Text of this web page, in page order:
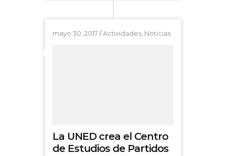
mayo 30, 2017/Actividades Noticias
La UNED crea el Centro
de Estudios de Partidos